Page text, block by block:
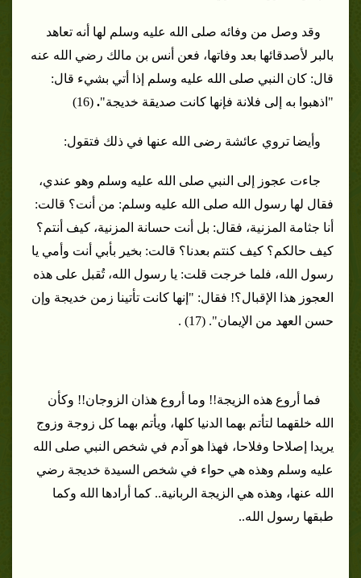
وقد وصل من وفائه صلى الله عليه وسلم لها أنه تعاهد
بالبر لأصدقائها بعد وفاتها، فعن أنس بن مالك رضي الله عنه
قال: كان النبي صلى الله عليه وسلم إذا أتي بشيء قال:
"اذهبوا به إلى فلانة فإنها كانت صديقة خديجة".
(16)
وأيضا تروي عائشة رضى الله عنها في ذلك فتقول:
جاءت عجوز إلى النبي صلى الله عليه وسلم وهو عندي،
فقال لها رسول الله صلى الله عليه وسلم: من أنت؟ قالت:
أنا جثامة المزنية، فقال: بل أنت حسانة المزنية، كيف أنتم؟
كيف حالكم؟ كيف كنتم بعدنا؟ قالت: بخير بأبي أنت وأمي يا
رسول الله، فلما خرجت قلت: يا رسول الله، تُقبل على هذه
العجوز هذا الإقبال؟! فقال: "إنها كانت تأتينا زمن خديجة وإن
حسن العهد من الإيمان". (17) .
فما أروع هذه الزيجة!! وما أروع هذان الزوجان!! وكأن
الله خلقهما لتأتم بهما الدنيا كلها، ويأتم بهما كل زوجة وزوج
يريدا إصلاحا وفلاحا، فهذا هو آدم في شخص النبي صلى الله
عليه وسلم وهذه هي حواء في شخص السيدة خديجة رضي
الله عنها، وهذه هي الزيجة الربانية.. كما أرادها الله وكما
طبقها رسول الله..